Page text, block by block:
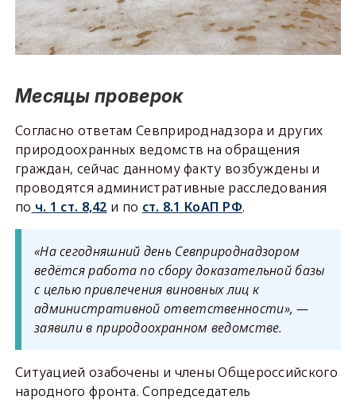
Месяцы проверок
Согласно ответам Севприроднадзора и других
природоохранных ведомств на обращения
граждан, сейчас данному факту возбуждены и
проводятся административные расследования
по ч. 1 ст. 8,42 и по ст. 8.1 КоАП РФ.
«На сегодняшний день Севприроднадзором
ведётся работа по сбору доказательной базы
с целью привлечения виновных лиц к
административной ответственности», —
заявили в природоохранном ведомстве.
Ситуацией озабочены и члены Общероссийского
народного фронта. Сопредседатель